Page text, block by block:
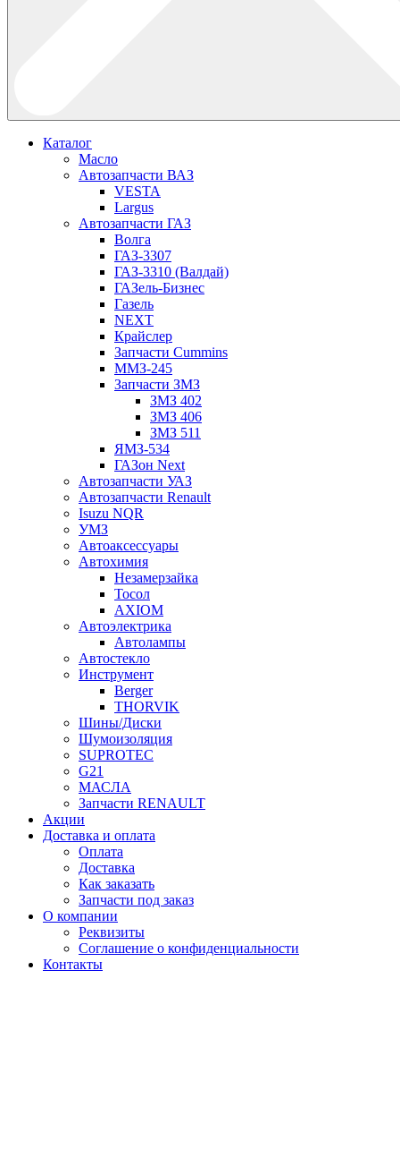
Каталог
Масло
Автозапчасти ВАЗ
VESTA
Largus
Автозапчасти ГАЗ
Волга
ГАЗ-3307
ГАЗ-3310 (Валдай)
ГАЗель-Бизнес
Газель
NEXT
Крайслер
Запчасти Cummins
ММЗ-245
Запчасти ЗМЗ
ЗМЗ 402
ЗМЗ 406
ЗМЗ 511
ЯМЗ-534
ГАЗон Next
Автозапчасти УАЗ
Автозапчасти Renault
Isuzu NQR
УМЗ
Автоаксессуары
Автохимия
Незамерзайка
Тосол
AXIOM
Автоэлектрика
Автолампы
Автостекло
Инструмент
Berger
THORVIK
Шины/Диски
Шумоизоляция
SUPROTEC
G21
МАСЛА
Запчасти RENAULT
Акции
Доставка и оплата
Оплата
Доставка
Как заказать
Запчасти под заказ
О компании
Реквизиты
Соглашение о конфиденциальности
Контакты